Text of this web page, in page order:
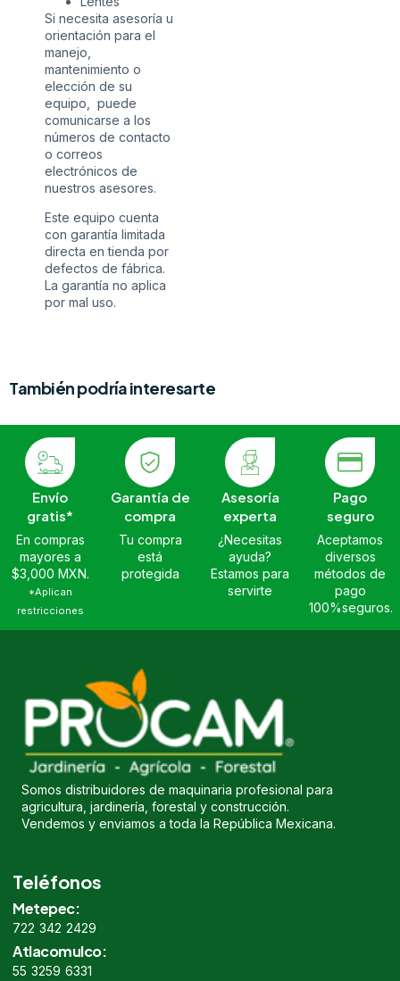
Si necesita asesoría u
orientación para el
manejo,
mantenimiento o
elección de su
equipo, puede
comunicarse a los
números de contacto
o correos
electrónicos de
nuestros asesores.
Este equipo cuenta
con garantía limitada
directa en tienda por
defectos de fábrica.
La garantía no aplica
por mal uso.
También podría interesarte
Envío
gratis*
En compras
mayores a
$3,000 MXN.
*Aplican
restricciones
Garantía de
compra
Tu compra
está
protegida
Asesoría
experta
¿Necesitas
ayuda?
Estamos para
servirte
Pago
seguro
Aceptamos
diversos
métodos de
pago
100%seguros.
Somos distribuidores de maquinaria profesional para
agricultura, jardinería, forestal y construcción.
Vendemos y enviamos a toda la República Mexicana.
Teléfonos
Metepec:
722 342 2429
Atlacomulco:
55 3259 6331